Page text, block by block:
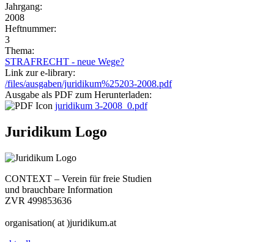
Jahrgang:
2008
Heftnummer:
3
Thema:
STRAFRECHT - neue Wege?
Link zur e-library:
/files/ausgaben/juridikum%25203-2008.pdf
Ausgabe als PDF zum Herunterladen:
juridikum 3-2008_0.pdf
Juridikum Logo
CONTEXT – Verein für freie Studien
und brauchbare Information
ZVR 499853636
organisation( at )juridikum.at